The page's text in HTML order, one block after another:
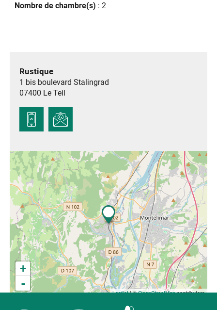
Nombre de chambre(s) : 2
Rustique
1 bis boulevard Stalingrad
07400 Le Teil
+
-
Leaflet| ©OpenStreetMapcontributors